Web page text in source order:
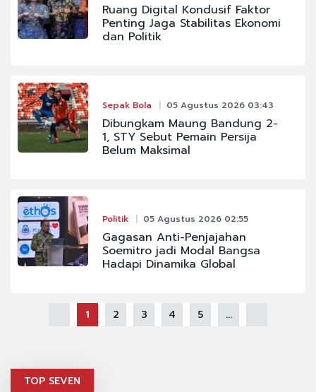
Ruang Digital Kondusif Faktor
Penting Jaga Stabilitas Ekonomi
dan Politik
Sepak Bola 05 Agustus 2026 03:43
Dibungkam Maung Bandung 2-
1, STY Sebut Pemain Persija
Belum Maksimal
Politik 05 Agustus 2026 02:55
Gagasan Anti-Penjajahan
Soemitro jadi Modal Bangsa
Hadapi Dinamika Global
1 2 3 4 5 ...
TOP SEVEN